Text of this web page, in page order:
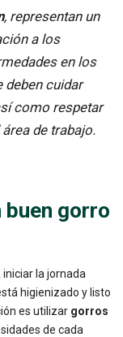
, representan un
a los
en los
deben cuidar
como respetar
de trabajo.
buen gorro
iniciar la jornada
higienizado y listo
es utilizar gorros
de cada